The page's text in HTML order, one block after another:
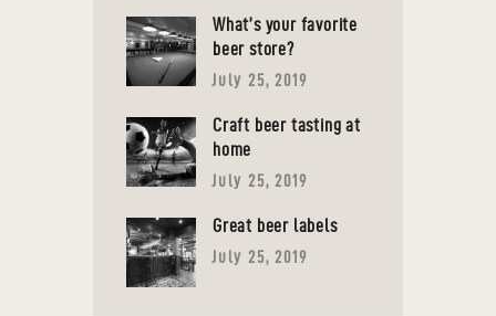
What’s your favorite
beer store?
July 25, 2019
Craft beer tasting at
home
July 25, 2019
Great beer labels
July 25, 2019